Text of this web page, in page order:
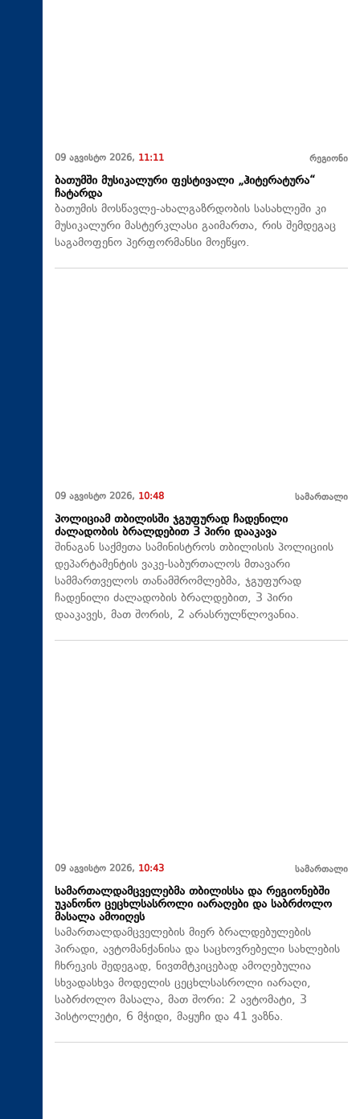
09 აგვისტო 2026, 11:11 რეგიონი
ბათუმში მუსიკალური ფესტივალი „ჰიტერატურა“
ჩატარდა
ბათუმის მოსწავლე-ახალგაზრდობის სასახლეში კი
მუსიკალური მასტერკლასი გაიმართა, რის შემდეგაც
საგამოფენო პერფორმანსი მოეწყო.
09 აგვისტო 2026, 10:48 სამართალი
პოლიციამ თბილისში ჯგუფურად ჩადენილი
ძალადობის ბრალდებით 3 პირი დააკავა
შინაგან საქმეთა სამინისტროს თბილისის პოლიციის
დეპარტამენტის ვაკე-საბურთალოს მთავარი
სამმართველოს თანამშრომლებმა, ჯგუფურად
ჩადენილი ძალადობის ბრალდებით, 3 პირი
დააკავეს, მათ შორის, 2 არასრულწლოვანია.
09 აგვისტო 2026, 10:43 სამართალი
სამართალდამცველებმა თბილისსა და რეგიონებში
უკანონო ცეცხლსასროლი იარაღები და საბრძოლო
მასალა ამოიღეს
სამართალდამცველების მიერ ბრალდებულების
პირადი, ავტომანქანისა და საცხოვრებელი სახლების
ჩხრეკის შედეგად, ნივთმტკიცებად ამოღებულია
სხვადასხვა მოდელის ცეცხლსასროლი იარაღი,
საბრძოლო მასალა, მათ შორი: 2 ავტომატი, 3
პისტოლეტი, 6 მჭიდი, მაყუჩი და 41 ვაზნა.